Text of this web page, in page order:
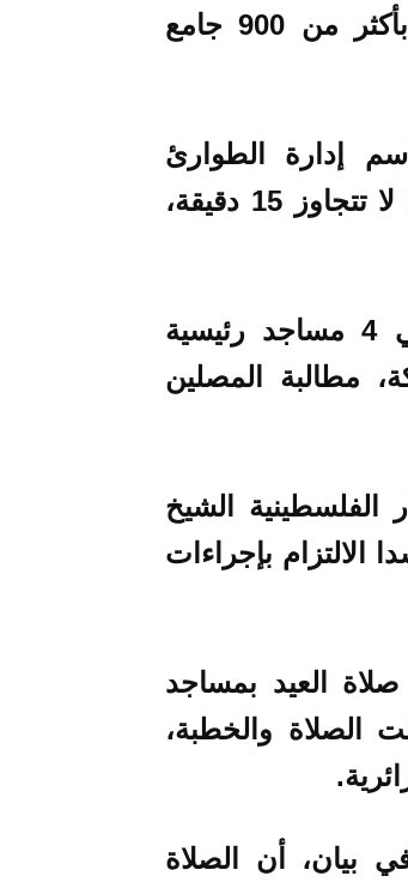
وفي قطر، أعلنت وزارة الأوقاف إقامة الصلاة بأكثر من 900 جامع
إدارة الطوارئ
والأزمات إقامة صلاة العيد بمساجد البلاد في مدة لا تتجاوز 15 دقيقة،
وبالأردن، أكدت وزارة الأوقاف إقامة الصلاة في 4 مساجد رئيسية
المملكة، مطالبة المصلين
الفلسطينية الشيخ
الالتزام بإجراءات
العيد بمساجد
الصلاة والخطبة،
بيان، أن الصلاة